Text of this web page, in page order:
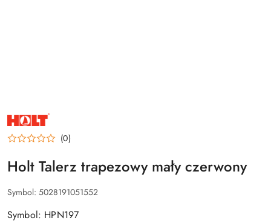
NAZWA
PRODUCENTA:
HOLT (0)
Holt Talerz trapezowy mały czerwony
Symbol: 5028191051552
Symbol: HPN197